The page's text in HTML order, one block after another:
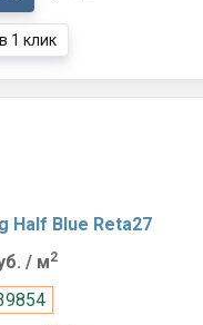
1 клик
Half Blue Reta27
/ м2